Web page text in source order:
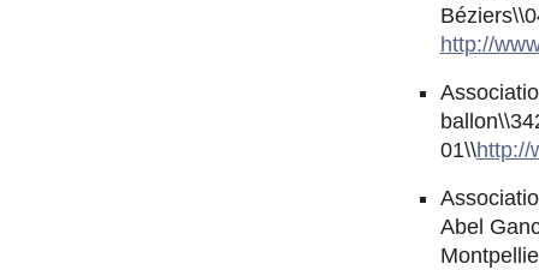
http://
01\\http://
Abel